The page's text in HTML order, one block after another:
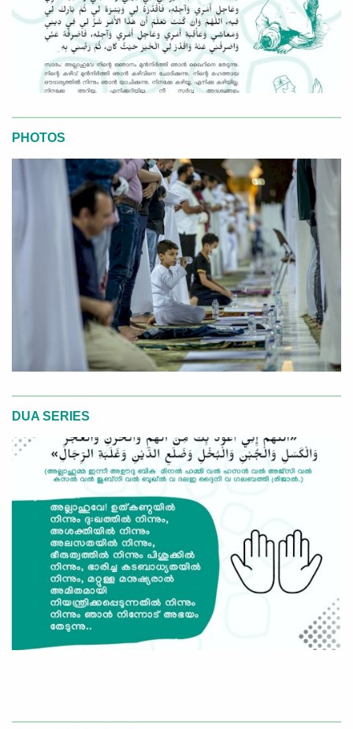
PHOTOS
DUA SERIES